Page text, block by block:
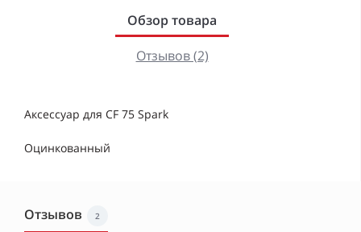
Обзор товара
Отзывов (2)
Аксессуар для CF 75 Spark
Оцинкованный
Отзывов 2